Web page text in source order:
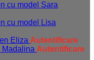
cu model Sara
cu model Lisa
Eliza Autentificare
Madalina Autentificare